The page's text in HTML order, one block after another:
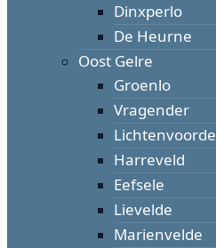
Dinxperlo
De Heurne
Oost Gelre
Groenlo
Vragender
Lichtenvoorde
Harreveld
Eefsele
Lievelde
Marienvelde